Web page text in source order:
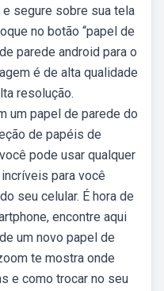
segure sobre sua tela
no botão “papel de
parede android para o
é de alta qualidade
resolução.
um papel de parede do
de papéis de
pode usar qualquer
para você
seu celular. É hora de
encontre aqui
um novo papel de
te mostra onde
e como trocar no seu